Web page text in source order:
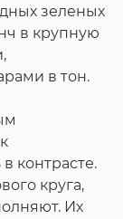
зеленых
в крупную
в тон.
контрасте.
круга,
Их